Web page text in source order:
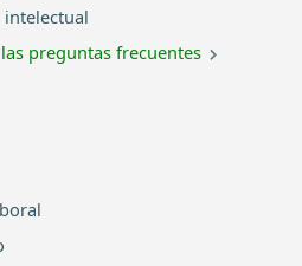
intelectual
preguntas frecuentes